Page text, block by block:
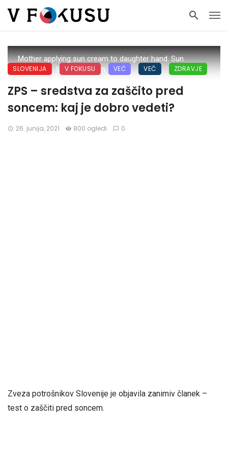
Mother applying sun cream to daughter hand. Sun
protection. Sun protection
SLOVENIJA V FOKUSU VEČ VEČ ZDRAVJE
ZPS – sredstva za zaščito pred
soncem: kaj je dobro vedeti?
26. junija, 2021 800 ogledi 0
Zveza potrošnikov Slovenije je objavila zanimiv članek –
test o zaščiti pred soncem.